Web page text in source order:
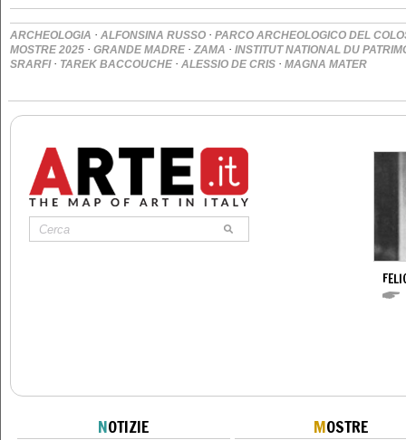
ARCHEOLOGIA · ALFONSINA RUSSO · PARCO ARCHEOLOGICO DEL
MOSTRE 2025 · GRANDE MADRE · ZAMA · INSTITUT NATIONAL DU
SRARFI· TAREK BACCOUCHE · ALESSIO DE CRIS · MAGNA MATER
NOTIZIE MOSTRE